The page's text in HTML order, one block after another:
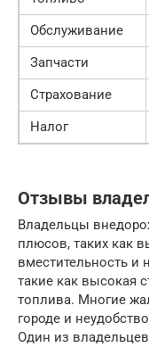
Обслуживание
Запчасти
Страхование
Налог
Отзывы
Владельцы
плюсов, таких как
вместительность и
такие как высокая
топлива. Многие
городе и
Один из